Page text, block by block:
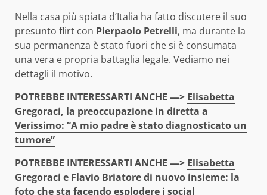
Nella casa più spiata d’Italia ha fatto discutere il suo
presunto flirt con Pierpaolo Petrelli, ma durante la
sua permanenza è stato fuori che si è consumata
una vera e propria battaglia legale. Vediamo nei
dettagli il motivo.
POTREBBE INTERESSARTI ANCHE —> Elisabetta
Gregoraci, la preoccupazione in diretta a
Verissimo: “A mio padre è stato diagnosticato un
tumore”
POTREBBE INTERESSARTI ANCHE —> Elisabetta
Gregoraci e Flavio Briatore di nuovo insieme: la
foto che sta facendo esplodere i social